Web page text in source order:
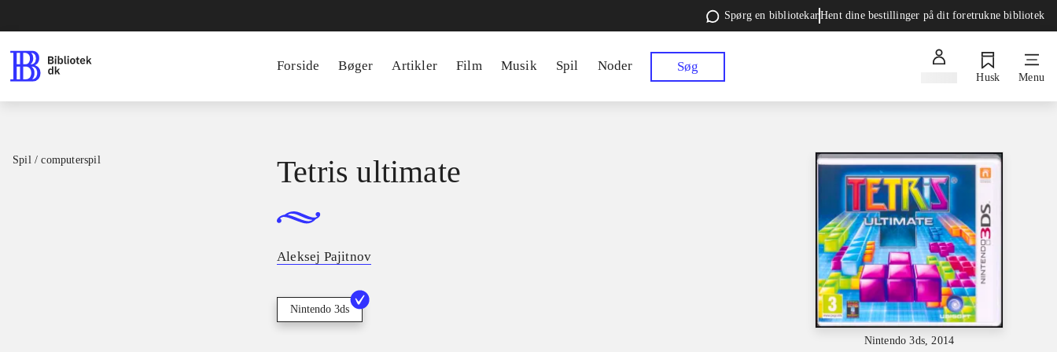
Spørg en bibliotekarHent dine bestillinger på dit foretrukne bibliotek
Forside Bøger Artikler Film Musik Spil Noder Søg
Husk Menu
Spil / computerspil
Nintendo 3ds, 2014
Tetris ultimate
Aleksej Pajitnov
Nintendo 3ds